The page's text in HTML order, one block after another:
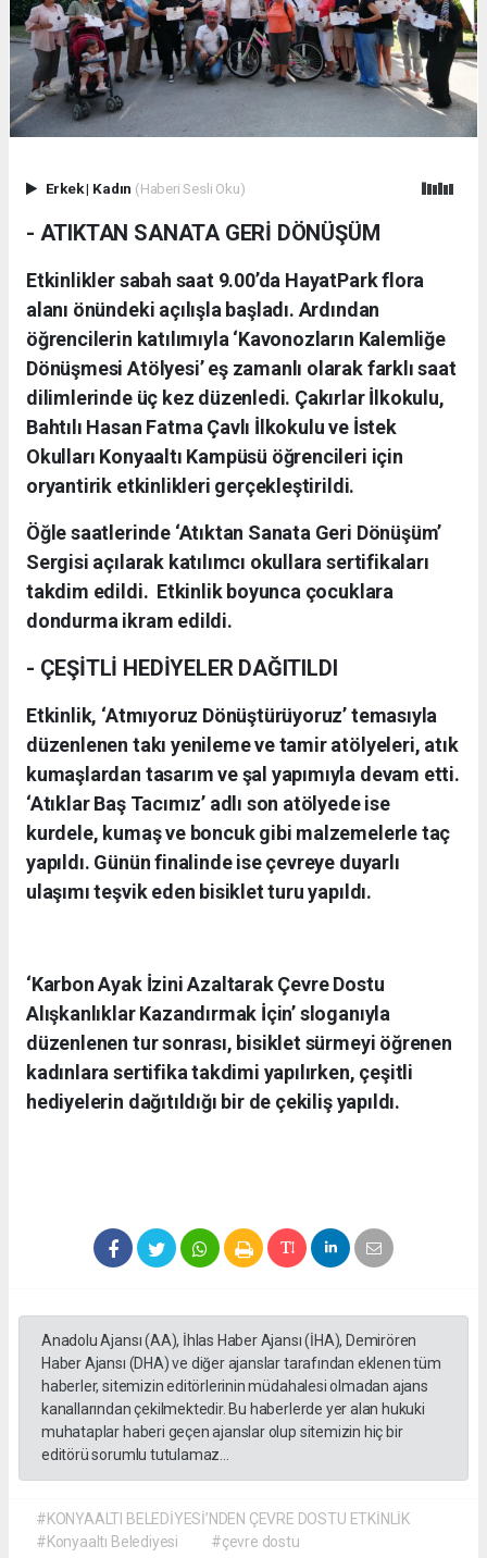
Erkek| Kadın (Haberi Sesli Oku)
- ATIKTAN SANATA GERİ DÖNÜŞÜM
Etkinlikler sabah saat 9.00’da HayatPark flora
alanı önündeki açılışla başladı. Ardından
öğrencilerin katılımıyla ‘Kavonozların Kalemliğe
Dönüşmesi Atölyesi’ eş zamanlı olarak farklı saat
dilimlerinde üç kez düzenledi. Çakırlar İlkokulu,
Bahtılı Hasan Fatma Çavlı İlkokulu ve İstek
Okulları Konyaaltı Kampüsü öğrencileri için
oryantirik etkinlikleri gerçekleştirildi.
Öğle saatlerinde ‘Atıktan Sanata Geri Dönüşüm’
Sergisi açılarak katılımcı okullara sertifikaları
takdim edildi. Etkinlik boyunca çocuklara
dondurma ikram edildi.
- ÇEŞİTLİ HEDİYELER DAĞITILDI
Etkinlik, ‘Atmıyoruz Dönüştürüyoruz’ temasıyla
düzenlenen takı yenileme ve tamir atölyeleri, atık
kumaşlardan tasarım ve şal yapımıyla devam etti.
‘Atıklar Baş Tacımız’ adlı son atölyede ise
kurdele, kumaş ve boncuk gibi malzemelerle taç
yapıldı. Günün finalinde ise çevreye duyarlı
ulaşımı teşvik eden bisiklet turu yapıldı.
‘Karbon Ayak İzini Azaltarak Çevre Dostu
Alışkanlıklar Kazandırmak İçin’ sloganıyla
düzenlenen tur sonrası, bisiklet sürmeyi öğrenen
kadınlara sertifika takdimi yapılırken, çeşitli
hediyelerin dağıtıldığı bir de çekiliş yapıldı.
Anadolu Ajansı (AA), İhlas Haber Ajansı (İHA), Demirören
Haber Ajansı (DHA) ve diğer ajanslar tarafından eklenen tüm
haberler, sitemizin editörlerinin müdahalesi olmadan ajans
kanallarından çekilmektedir. Bu haberlerde yer alan hukuki
muhataplar haberi geçen ajanslar olup sitemizin hiç bir
editörü sorumlu tutulamaz...
#KONYAALTI BELEDİYESİ’NDEN ÇEVRE DOSTU ETKİNLİK
#Konyaaltı Belediyesi
#çevre dostu